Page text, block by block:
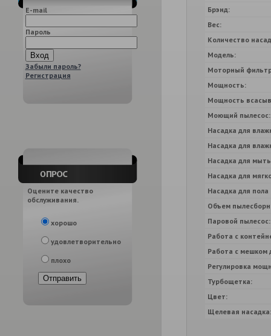
E-mail
Пароль
Забыли пароль?
Регистрация
Оцените качество
обслуживания.
хорошо
удовлетворительно
плохо
Брэнд:
Вес:
Количество
Модель:
Моторный
Мощность:
Мощность
Моющий пылесос:
Насадка для
Насадка для
Насадка для
Насадка для
Насадка для пола
Объем
Паровой пылесос:
Работа с
Работа с мешком
Регулировка
Турбощеткa:
Цвет:
Щелевая насадка: